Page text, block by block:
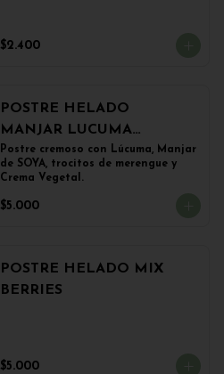
$2.400
POSTRE HELADO
MANJAR LUCUMA
(500grs)
Postre cremoso con Lúcuma, Manjar
de SOYA, trocitos de merengue y
Crema Vegetal.
$5.000
POSTRE HELADO MIX
BERRIES
$5.000